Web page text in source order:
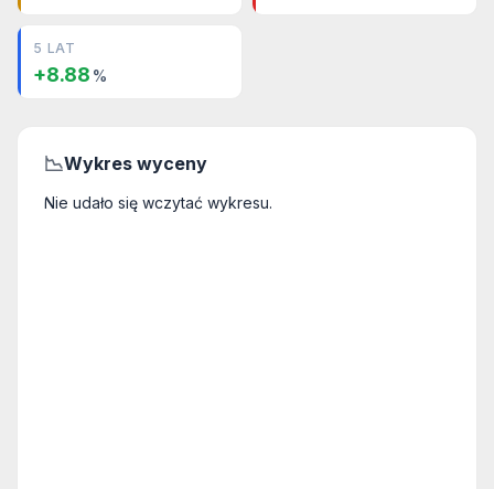
5 LAT
+8.88 %
📉Wykres wyceny
Nie udało się wczytać wykresu.